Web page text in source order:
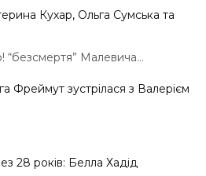
Кухар, Ольга Сумська та
“безсмертя” Малевича…
Фреймут зустрілася з Валерієм
28 років: Белла Хадід